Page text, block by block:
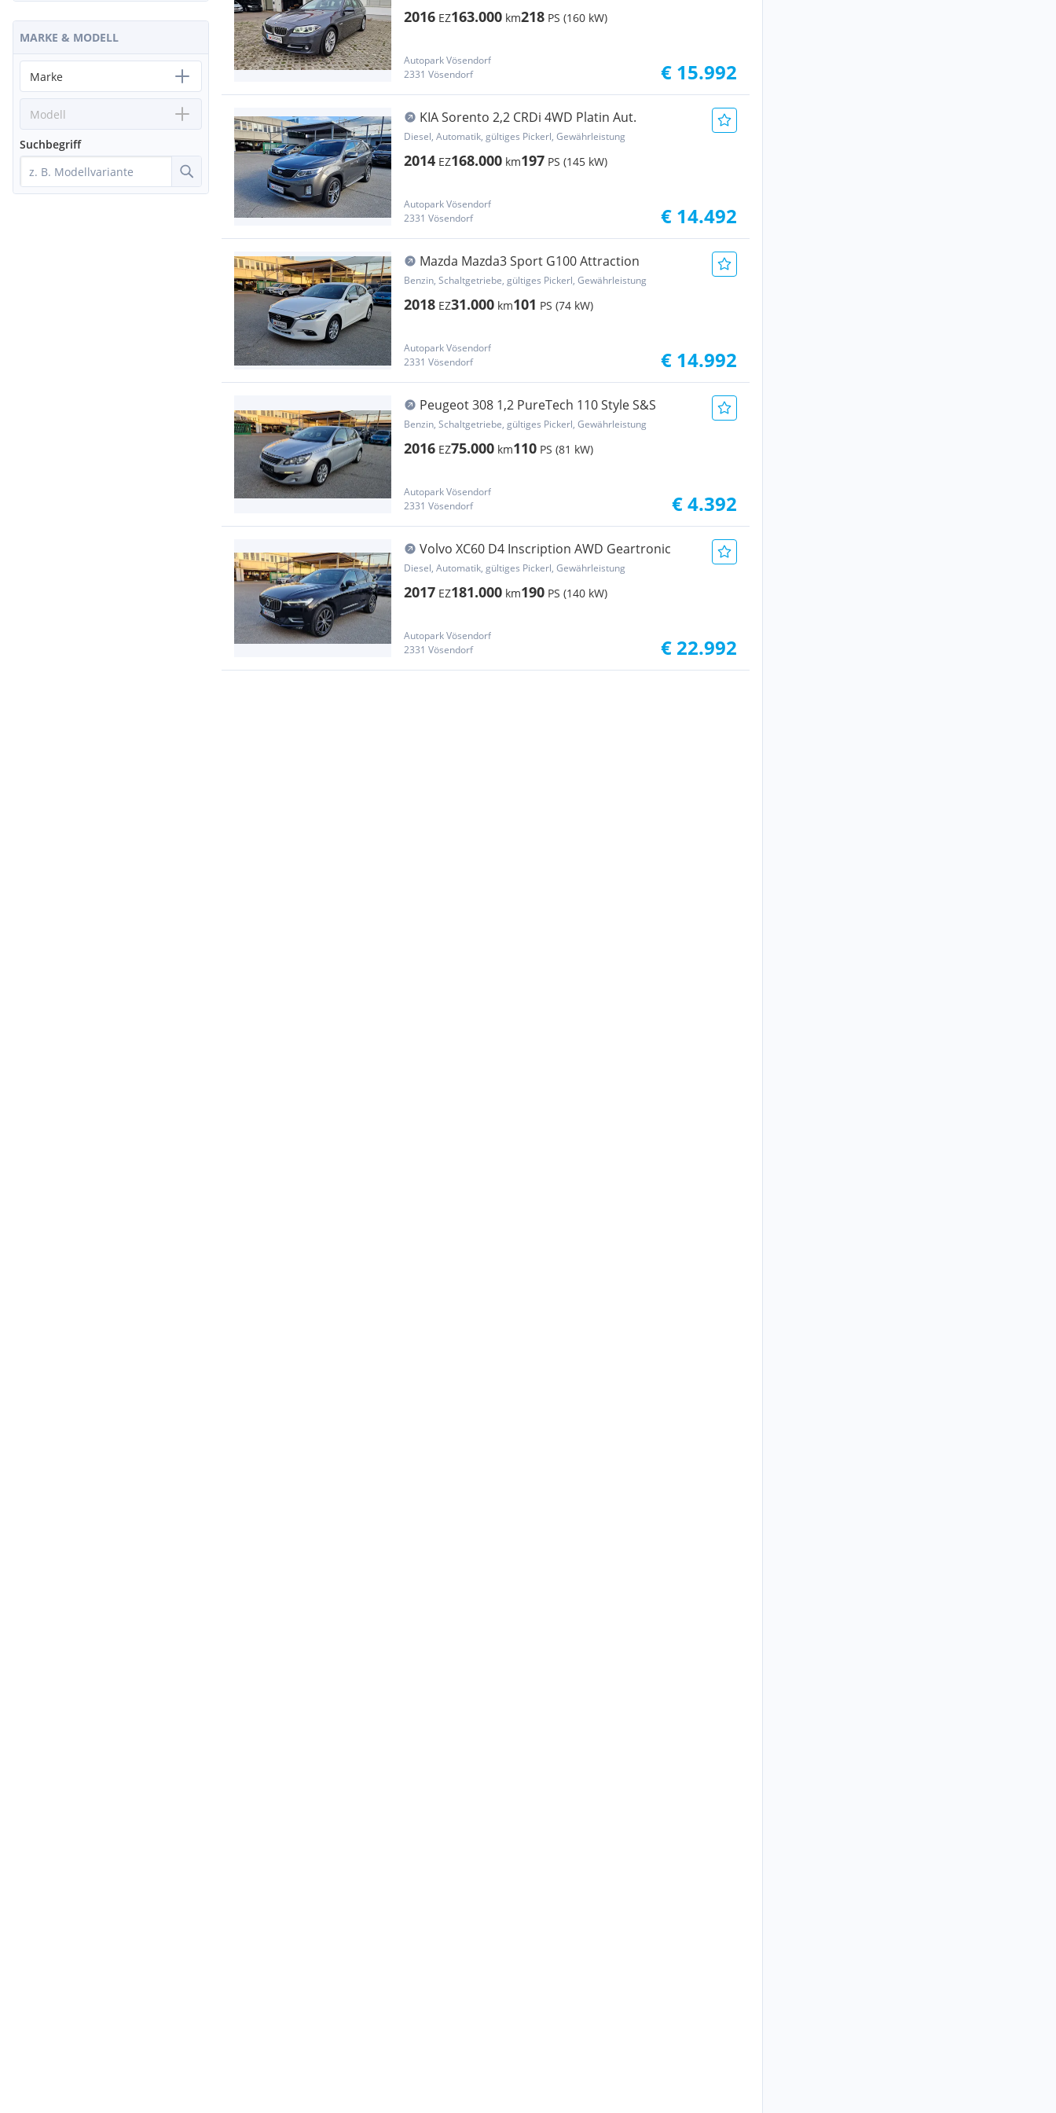
2016 EZ163.000 km218 PS (160 kW)
Autopark Vösendorf
2331 Vösendorf
€ 15.992
KIA Sorento 2,2 CRDi 4WD Platin Aut.
Diesel, Automatik, gültiges Pickerl, Gewährleistung
2014 EZ168.000 km197 PS (145 kW)
Autopark Vösendorf
2331 Vösendorf
€ 14.492
Mazda Mazda3 Sport G100 Attraction
Benzin, Schaltgetriebe, gültiges Pickerl, Gewährleistung
2018 EZ31.000 km101 PS (74 kW)
Autopark Vösendorf
2331 Vösendorf
€ 14.992
Peugeot 308 1,2 PureTech 110 Style S&S
Benzin, Schaltgetriebe, gültiges Pickerl, Gewährleistung
2016 EZ75.000 km110 PS (81 kW)
Autopark Vösendorf
2331 Vösendorf
€ 4.392
Volvo XC60 D4 Inscription AWD Geartronic
Diesel, Automatik, gültiges Pickerl, Gewährleistung
2017 EZ181.000 km190 PS (140 kW)
Autopark Vösendorf
2331 Vösendorf
€ 22.992
MARKE & MODELL
Marke
Modell
Suchbegriff